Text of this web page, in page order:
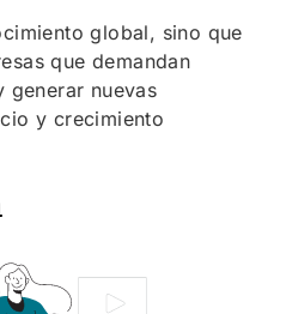
global, sino que
que demandan
nuevas
y crecimiento